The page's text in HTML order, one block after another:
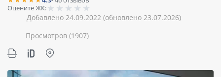
Оцените ЖК:★ ★ ★ ★ ★
Добавлено 24.09.2022 (обновлено 23.07.2026)
Просмотров (1907)